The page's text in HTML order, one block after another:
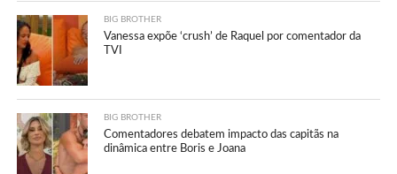
BIG BROTHER
Vanessa expõe ‘crush’ de Raquel por comentador da
TVI
BIG BROTHER
Comentadores debatem impacto das capitãs na
dinâmica entre Boris e Joana